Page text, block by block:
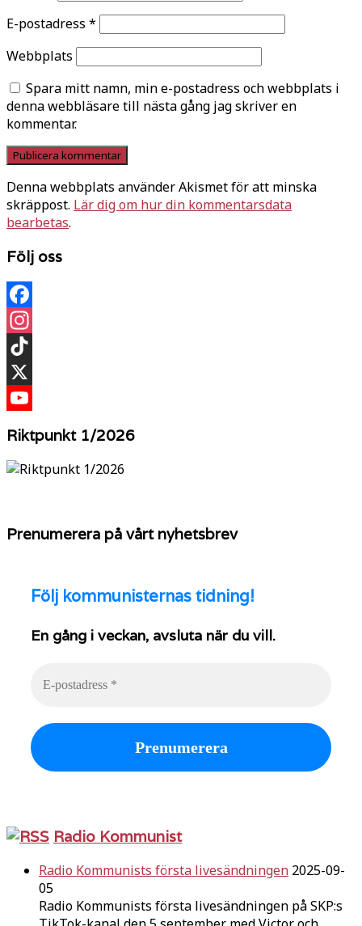
E-postadress *
Webbplats
Spara mitt namn, min e-postadress och webbplats i
denna webbläsare till nästa gång jag skriver en
kommentar.
Denna webbplats använder Akismet för att minska
skräppost. Lär dig om hur din kommentarsdata
bearbetas.
Följ oss
Facebook
Instagram
TikTok
X
Riktpunkt 1/2026
Prenumerera på vårt nyhetsbrev
Följ kommunisternas tidning!
En gång i veckan, avsluta när du vill.
Radio Kommunist
Radio Kommunists första livesändningen 2025-09-
05
Radio Kommunists första livesändningen på SKP:s